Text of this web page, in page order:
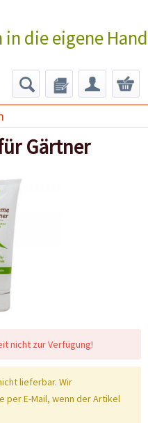
in die eigene Hand
Gärtner
nicht zur Verfügung!
lieferbar. Wir
per E-Mail, wenn der Artikel